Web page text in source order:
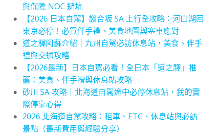
與保險 NOC 避坑
【2026 日本自駕】談合坂 SA 上行全攻略：河口湖回
東京必停！必買伴手禮、美食地圖與塞車應對
道之驛阿蘇介紹｜九州自駕必訪休息站，美食、伴手
禮與交通攻略
【2026最新】日本自駕必看！全日本「道之驛」推
薦：美食、伴手禮與休息站攻略
砂川 SA 攻略｜北海道自駕途中必停休息站，我的實
際停靠心得
2026 北海道自駕攻略：租車、ETC、休息站與必訪
景點（最新費用與經驗分享）